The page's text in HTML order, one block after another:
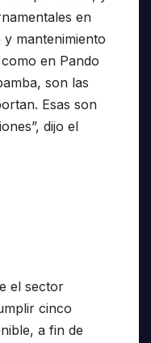
en
mantenimiento
en Pando
son las
Esas son
dijo el
el sector
cinco
a fin de